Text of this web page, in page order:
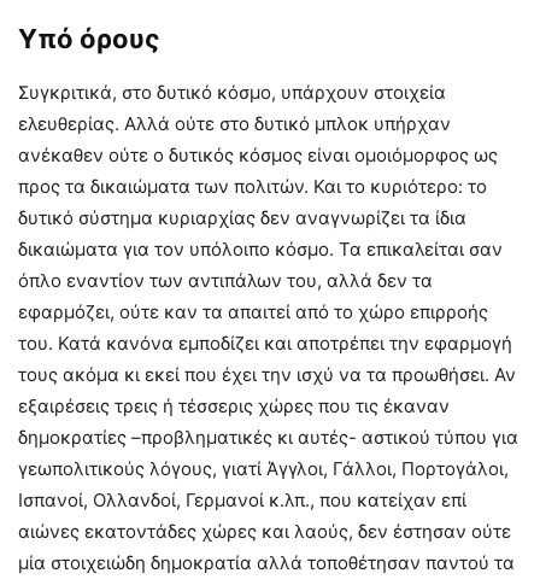
Υπό όρους
Συγκριτικά, στο δυτικό κόσμο, υπάρχουν στοιχεία
ελευθερίας. Αλλά ούτε στο δυτικό μπλοκ υπήρχαν
ανέκαθεν ούτε ο δυτικός κόσμος είναι ομοιόμορφος ως
προς τα δικαιώματα των πολιτών. Και το κυριότερο: το
δυτικό σύστημα κυριαρχίας δεν αναγνωρίζει τα ίδια
δικαιώματα για τον υπόλοιπο κόσμο. Τα επικαλείται σαν
όπλο εναντίον των αντιπάλων του, αλλά δεν τα
εφαρμόζει, ούτε καν τα απαιτεί από το χώρο επιρροής
του. Κατά κανόνα εμποδίζει και αποτρέπει την εφαρμογή
τους ακόμα κι εκεί που έχει την ισχύ να τα προωθήσει. Αν
εξαιρέσεις τρεις ή τέσσερις χώρες που τις έκαναν
δημοκρατίες –προβληματικές κι αυτές- αστικού τύπου για
γεωπολιτικούς λόγους, γιατί Άγγλοι, Γάλλοι, Πορτογάλοι,
Ισπανοί, Ολλανδοί, Γερμανοί κ.λπ., που κατείχαν επί
αιώνες εκατοντάδες χώρες και λαούς, δεν έστησαν ούτε
μία στοιχειώδη δημοκρατία αλλά τοποθέτησαν παντού τα